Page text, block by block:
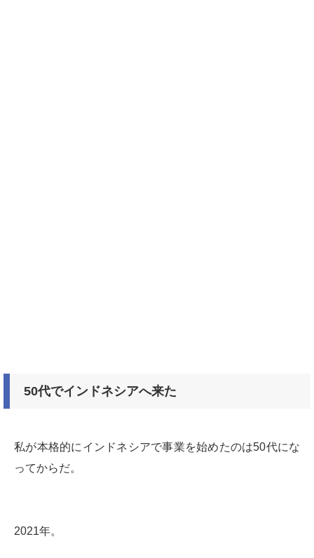
50代でインドネシアへ来た
私が本格的にインドネシアで事業を始めたのは50代にな
ってからだ。
2021年。